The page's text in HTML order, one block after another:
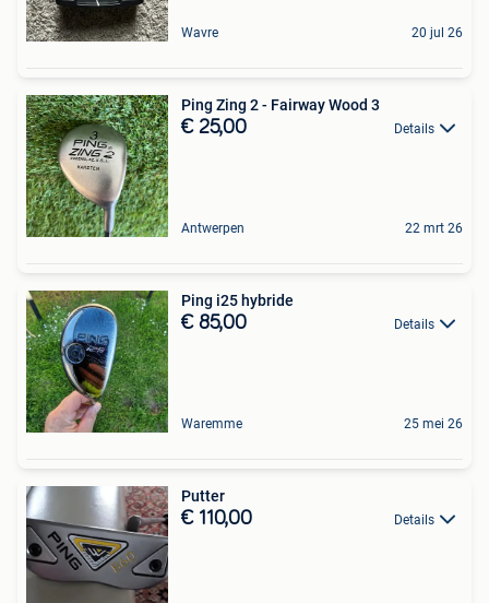
Wavre 20 jul 26
Ping Zing 2 - Fairway Wood 3
€ 25,00 Details
Antwerpen 22 mrt 26
Ping i25 hybride
€ 85,00 Details
Waremme 25 mei 26
Putter
€ 110,00 Details